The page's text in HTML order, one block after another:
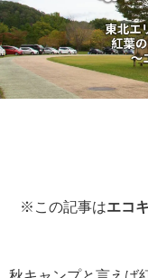
※この記事はエコ